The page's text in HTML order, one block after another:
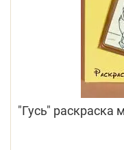
"Гусь" раскраска